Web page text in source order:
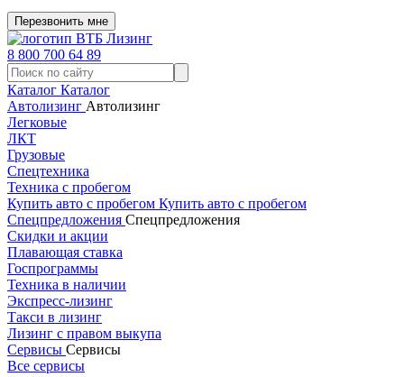
Перезвонить мне
8 800 700 64 89
Каталог Каталог
Автолизинг Автолизинг
Легковые
ЛКТ
Грузовые
Спецтехника
Техника с пробегом
Купить авто с пробегом Купить авто с пробегом
Спецпредложения Спецпредложения
Скидки и акции
Плавающая ставка
Госпрограммы
Техника в наличии
Экспресс-лизинг
Такси в лизинг
Лизинг с правом выкупа
Сервисы Сервисы
Все сервисы